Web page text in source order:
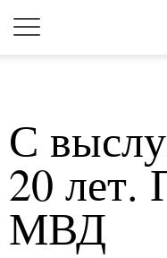
С
20 лет.
МВД